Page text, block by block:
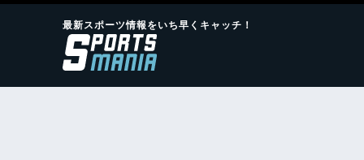
最新スポーツ情報をいち早くキャッチ！